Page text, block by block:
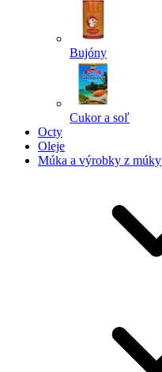
Bujóny
Cukor a soľ
Octy
Oleje
Múka a výrobky z múky